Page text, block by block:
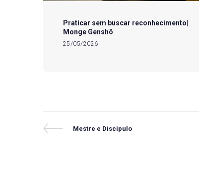
Praticar sem buscar reconhecimento|
Monge Genshô
25/05/2026
Navegação
Previous
Mestre e Discípulo